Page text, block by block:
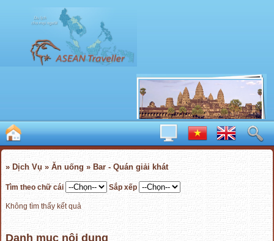
» Dịch Vụ » Ăn uống » Bar - Quán giải khát
Tìm theo chữ cái Sắp xếp
Không tìm thấy kết quả
Danh mục nội dung